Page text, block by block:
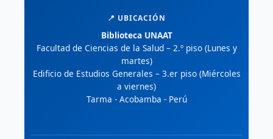
📍 UBICACIÓN
Biblioteca UNAAT
Facultad de Ciencias de la Salud – 2.º piso (Lunes y
martes)
Edificio de Estudios Generales – 3.er piso (Miércoles
a viernes)
Tarma - Acobamba - Perú